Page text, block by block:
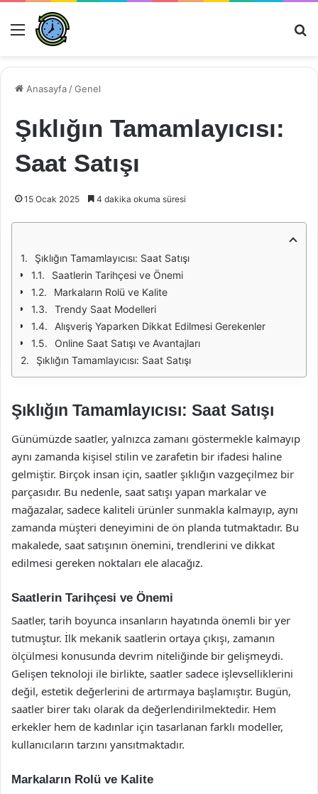
Menü
Anasayfa /Genel
Şıklığın Tamamlayıcısı:
Saat Satışı
15 Ocak 2025 4 dakika okuma süresi
Şıklığın Tamamlayıcısı: Saat Satışı
Saatlerin Tarihçesi ve Önemi
Markaların Rolü ve Kalite
Trendy Saat Modelleri
Alışveriş Yaparken Dikkat Edilmesi Gerekenler
Online Saat Satışı ve Avantajları
Şıklığın Tamamlayıcısı: Saat Satışı
Şıklığın Tamamlayıcısı: Saat Satışı
Günümüzde saatler, yalnızca zamanı göstermekle kalmayıp
aynı zamanda kişisel stilin ve zarafetin bir ifadesi haline
gelmiştir. Birçok insan için, saatler şıklığın vazgeçilmez bir
parçasıdır. Bu nedenle, saat satışı yapan markalar ve
mağazalar, sadece kaliteli ürünler sunmakla kalmayıp, aynı
zamanda müşteri deneyimini de ön planda tutmaktadır. Bu
makalede, saat satışının önemini, trendlerini ve dikkat
edilmesi gereken noktaları ele alacağız.
Saatlerin Tarihçesi ve Önemi
Saatler, tarih boyunca insanların hayatında önemli bir yer
tutmuştur. İlk mekanik saatlerin ortaya çıkışı, zamanın
ölçülmesi konusunda devrim niteliğinde bir gelişmeydi.
Gelişen teknoloji ile birlikte, saatler sadece işlevselliklerini
değil, estetik değerlerini de artırmaya başlamıştır. Bugün,
saatler birer takı olarak da değerlendirilmektedir. Hem
erkekler hem de kadınlar için tasarlanan farklı modeller,
kullanıcıların tarzını yansıtmaktadır.
Markaların Rolü ve Kalite